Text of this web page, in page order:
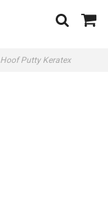
Hoof Putty Keratex